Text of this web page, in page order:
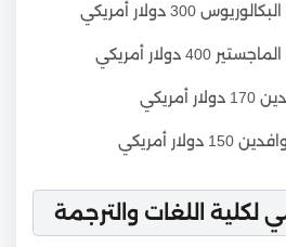
300 دولار أمريكي
دولار أمريكي
أمريكي
لكلية اللغات والترجمة